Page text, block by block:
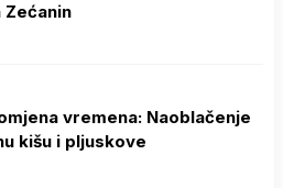
Zećanin
vremena: Naoblačenje
kišu i pljuskove